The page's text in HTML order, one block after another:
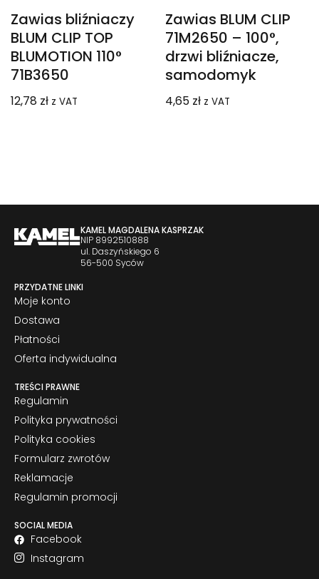
Zawias bliźniaczy
BLUM CLIP TOP
BLUMOTION 110°
71B3650
12,78 zł z VAT
Zawias BLUM CLIP
71M2650 – 100°,
drzwi bliźniacze,
samodomyk
4,65 zł z VAT
KAMEL MAGDALENA KASPRZAK
NIP 8992510888
ul. Daszyńskiego 6
56-500 Syców
PRZYDATNE LINKI
Moje konto
Dostawa
Płatności
Oferta indywidualna
TREŚCI PRAWNE
Regulamin
Polityka prywatności
Polityka cookies
Formularz zwrotów
Reklamacje
Regulamin promocji
SOCIAL MEDIA
Facebook
Instagram